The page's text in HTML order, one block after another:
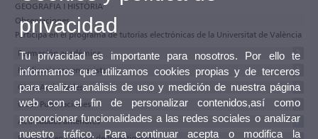
GEOGRAFIA I HISTÒRIA
Observaciones
Participa en el programa de tutorías electrónicas de la Universitat de València
Formación académica
Publicaciones en revistas
Otras Actividades
Otras Publicaciones
Actividades anteriores
privacidad
Tu privacidad es importante para nosotros. Por ello te
informamos que utilizamos cookies propias y de terceros
para realizar análisis de uso y medición de nuestra página
web con el fin de personalizar contenidos,así como
proporcionar funcionalidades a las redes sociales o analizar
nuestro tráfico. Para continuar acepta o modifica la